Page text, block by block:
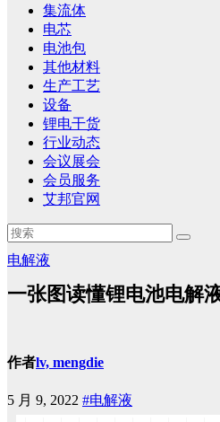
集流体
电芯
电池包
其他材料
生产工艺
设备
锂电干货
行业动态
会议展会
会员服务
艾邦官网
电解液
一张图读懂锂电池电解
作者lv, mengdie
5 月 9, 2022 #电解液